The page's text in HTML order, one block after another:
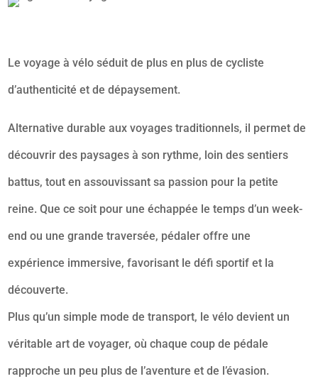
Le voyage à vélo séduit de plus en plus de cycliste
d’authenticité et de dépaysement.
Alternative durable aux voyages traditionnels, il permet de
découvrir des paysages à son rythme, loin des sentiers
battus, tout en assouvissant sa passion pour la petite
reine. Que ce soit pour une échappée le temps d’un week-
end ou une grande traversée, pédaler offre une
expérience immersive, favorisant le défi sportif et la
découverte.
Plus qu’un simple mode de transport, le vélo devient un
véritable art de voyager, où chaque coup de pédale
rapproche un peu plus de l’aventure et de l’évasion.